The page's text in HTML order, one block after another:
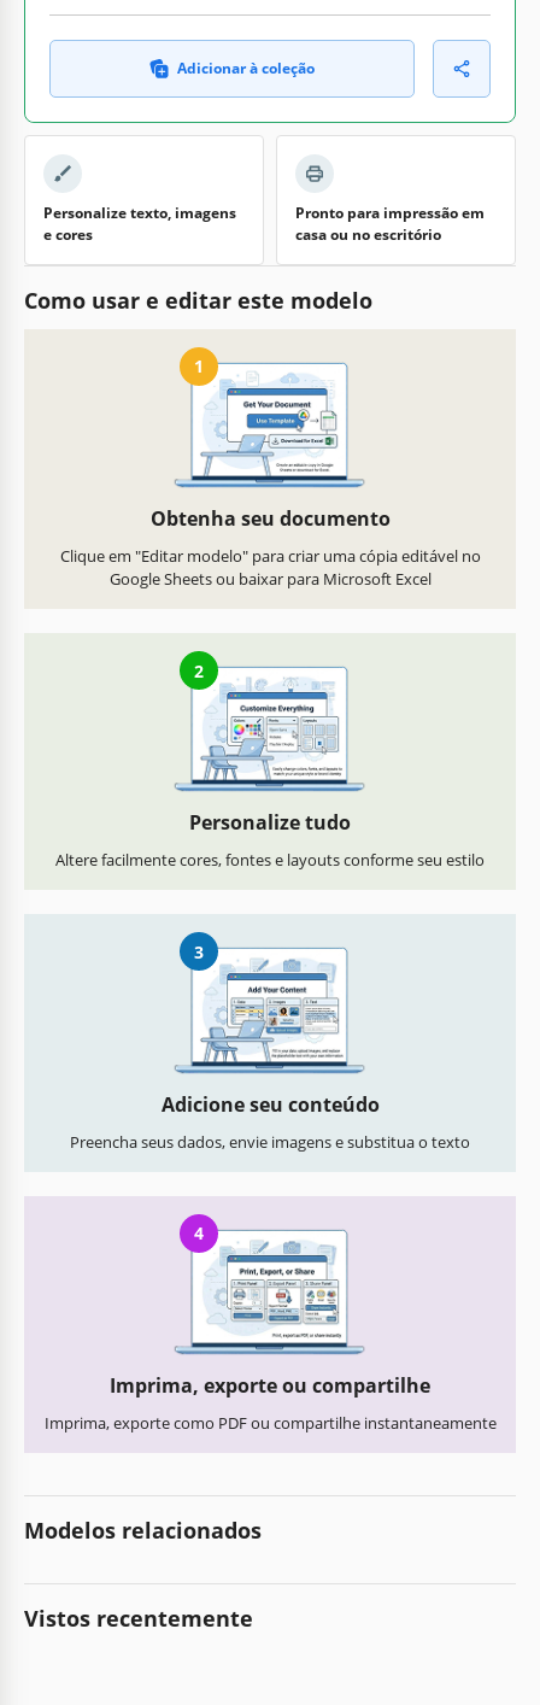
Adicionar à coleção
Personalize texto, imagens
e cores
Pronto para impressão em
casa ou no escritório
Como usar e editar este modelo
1
Obtenha seu documento
Clique em "Editar modelo" para criar uma cópia editável no
Google Sheets ou baixar para Microsoft Excel
2
Personalize tudo
Altere facilmente cores, fontes e layouts conforme seu estilo
3
Adicione seu conteúdo
Preencha seus dados, envie imagens e substitua o texto
4
Imprima, exporte ou compartilhe
Imprima, exporte como PDF ou compartilhe instantaneamente
Modelos relacionados
Vistos recentemente